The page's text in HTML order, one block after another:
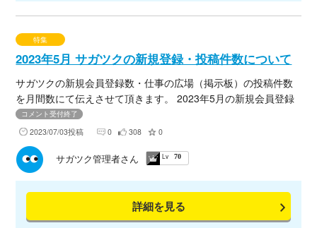
の変化に気を付けて、自力で水が飲めない、嘔吐、応答がおか
しい時などはためらわずに救急車を呼びましょう！ その他、参
考になるお住いや管轄の自治体のホームページなどもご覧くだ
さい。
特集
2023年5月 サガツクの新規登録・投稿件数について
サガツクの新規会員登録数・仕事の広場（掲示板）の投稿件数
を月間数にて伝えさせて頂きます。 2023年5月の新規会員登録
数をブログにてまとめましたので、下記URLよりご確認くださ
いませ。
コメント受付終了
2023/07/03投稿 0 308 0
詳細を見る
サガツク管理者さん Lv 70